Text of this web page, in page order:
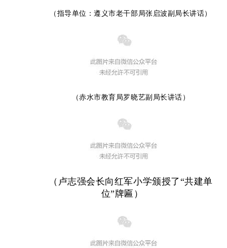
（指导单位：遵义市老干部局张启波副局长讲话）
（赤水市教育局罗晓艺副局长讲话）
（卢志强会长向红军小学颁授了“共建单
位”牌匾）